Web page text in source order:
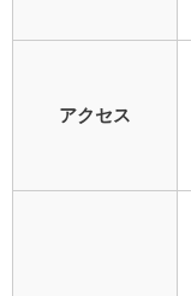
アクセス